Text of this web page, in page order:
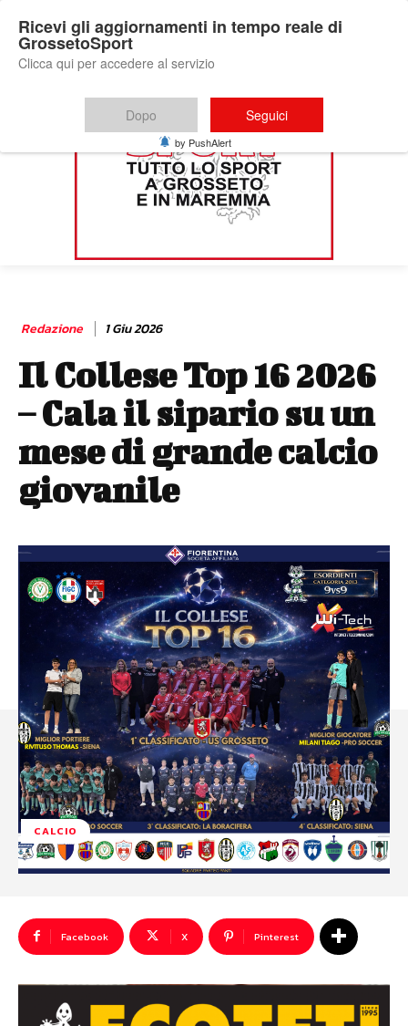
Redazione 1 Giu 2026
Il Collese Top 16 2026
– Cala il sipario su un
mese di grande calcio
giovanile
CALCIO
Facebook X Pinterest
Ricevi gli aggiornamenti in tempo reale di
GrossetoSport
Clicca qui per accedere al servizio
Dopo Seguici
by PushAlert